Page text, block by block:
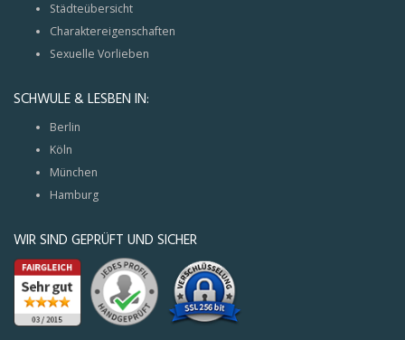
Städteübersicht
Charaktereigenschaften
Sexuelle Vorlieben
SCHWULE & LESBEN IN:
Berlin
Köln
München
Hamburg
WIR SIND GEPRÜFT UND SICHER